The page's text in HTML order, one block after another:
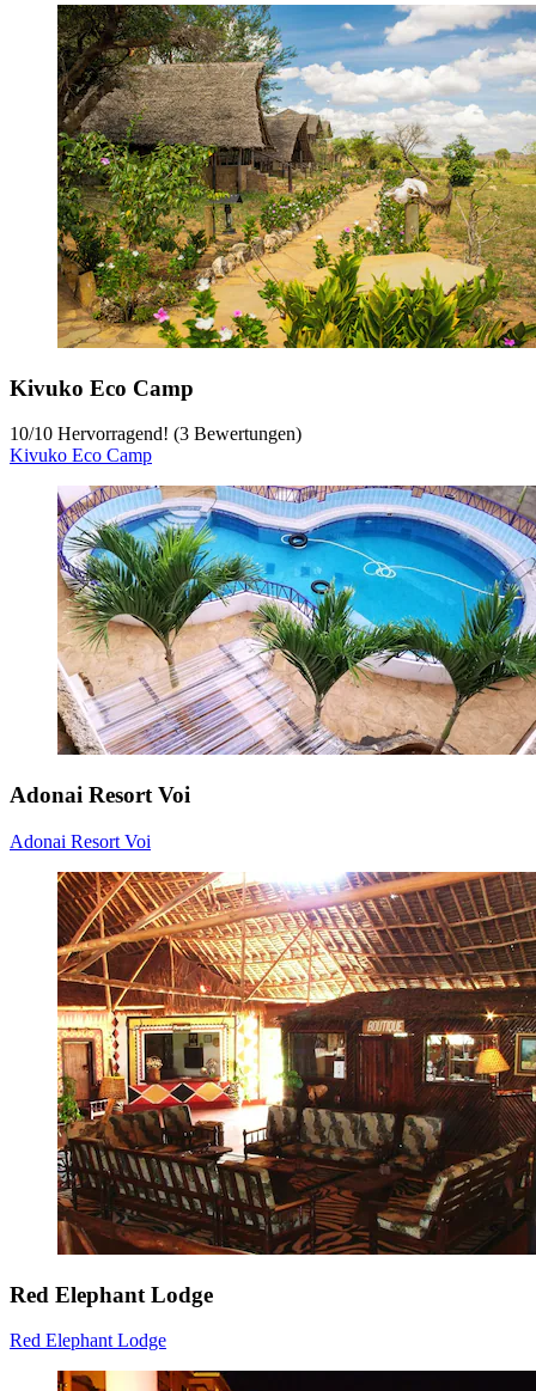
Kivuko Eco Camp
10/10 Hervorragend! (3 Bewertungen)
Kivuko Eco Camp
Adonai Resort Voi
Adonai Resort Voi
Red Elephant Lodge
Red Elephant Lodge